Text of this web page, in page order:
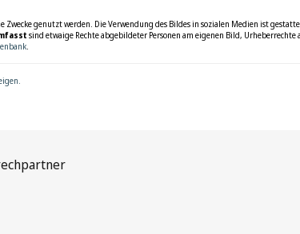
genutzt werden. Die Verwendung des Bildes in sozialen Medien ist
sind etwaige Rechte abgebildeter Personen am eigenen Bild,
.